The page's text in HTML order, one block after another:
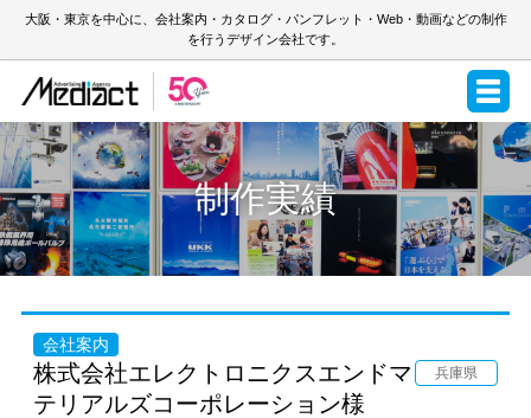
大阪・東京を中心に、会社案内・カタログ・パンフレット・Web・動画などの制作
を行うデザイン会社です。
制作実績
会社案内
株式会社エレクトロニクスエンドマ
テリアルズコーポレーション様
兵庫県